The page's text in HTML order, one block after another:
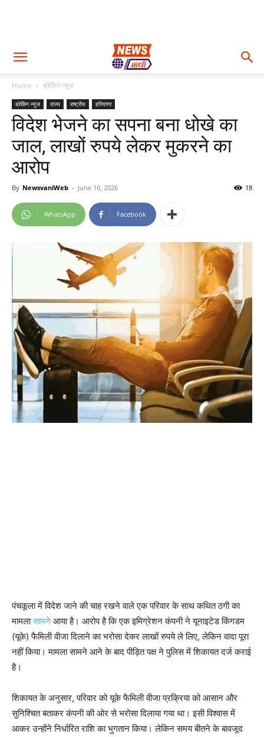
Home ब्रेकिंग न्यूज
ब्रेकिंग न्यूज राज्य राष्ट्रीय हरियाणा
विदेश भेजने का सपना बना धोखे का
जाल, लाखों रुपये लेकर मुकरने का
आरोप
By NewsvaniWeb - June 10, 2026 18
WhatsApp Facebook
पंचकूला में विदेश जाने की चाह रखने वाले एक परिवार के साथ कथित ठगी का
मामलासामने आया है। आरोप है कि एक इमिग्रेशन कंपनी ने यूनाइटेड किंगडम
(यूके) फैमिली वीजा दिलाने का भरोसा देकर लाखों रुपये ले लिए, लेकिन वादा पूरा
नहीं किया। मामला सामने आने के बाद पीड़ित पक्ष ने पुलिस में शिकायत दर्ज कराई
है।
शिकायत के अनुसार, परिवार को यूके फैमिली वीजा प्रक्रिया को आसान और
सुनिश्चित बताकर कंपनी की ओर से भरोसा दिलाया गया था। इसी विश्वास में
आकर उन्होंने निर्धारित राशि का भुगतान किया। लेकिन समय बीतने के बावजूद